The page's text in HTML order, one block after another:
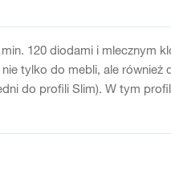
120 diodami i mlecznym
tylko do mebli, ale również
do profili Slim). W tym